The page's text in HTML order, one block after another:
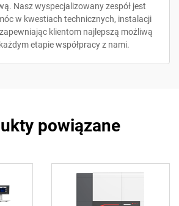
Nasz wyspecjalizowany zespół jest
w kwestiach technicznych, instalacji
klientom najlepszą możliwą
etapie współpracy z nami.
powiązane